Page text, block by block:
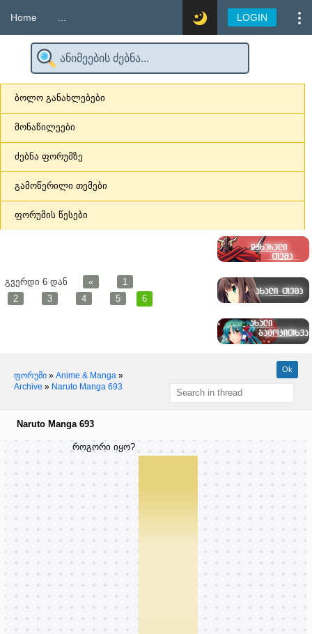
Home LOGIN
ბოლო განახლებები
მონაწილეები
ძებნა ფორუმზე
გამოწერილი თემები
ფორუმის წესები
გვერდი 6 დან «
1
2
3 4 5 6
ფორუმი » Anime & Manga »
Archive » Naruto Manga 693
Naruto Manga 693
როგორი იყო?